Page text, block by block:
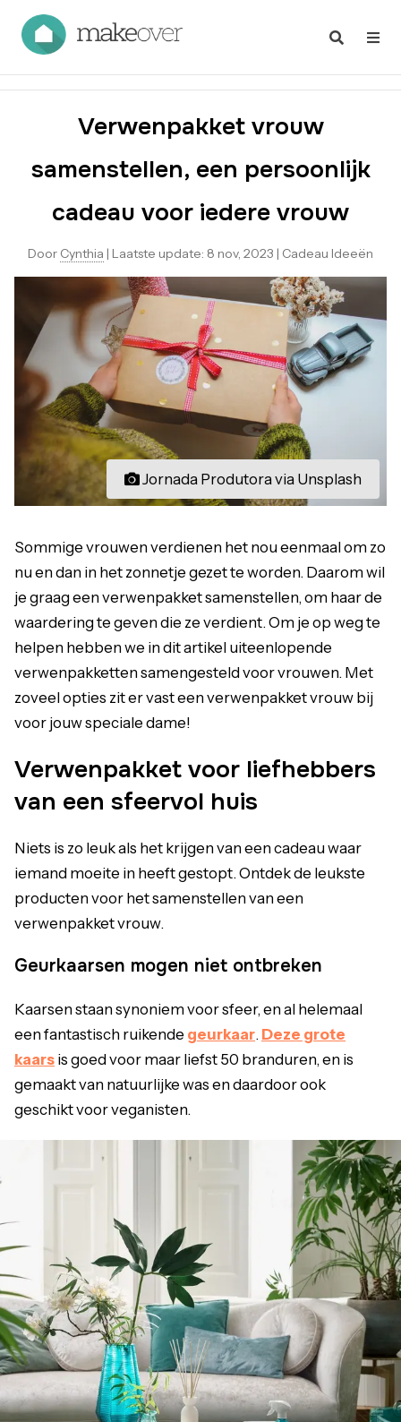
Verwenpakket vrouw
samenstellen, een persoonlijk
cadeau voor iedere vrouw
Door Cynthia | Laatste update: 8 nov, 2023 | Cadeau Ideeën
Jornada Produtora via Unsplash
Sommige vrouwen verdienen het nou eenmaal om zo
nu en dan in het zonnetje gezet te worden. Daarom wil
je graag een verwenpakket samenstellen, om haar de
waardering te geven die ze verdient. Om je op weg te
helpen hebben we in dit artikel uiteenlopende
verwenpakketten samengesteld voor vrouwen. Met
zoveel opties zit er vast een verwenpakket vrouw bij
voor jouw speciale dame!
Verwenpakket voor liefhebbers
van een sfeervol huis
Niets is zo leuk als het krijgen van een cadeau waar
iemand moeite in heeft gestopt. Ontdek de leukste
producten voor het samenstellen van een
verwenpakket vrouw.
Geurkaarsen mogen niet ontbreken
Kaarsen staan synoniem voor sfeer, en al helemaal
een fantastisch ruikende geurkaar. Deze grote
kaars is goed voor maar liefst 50 branduren, en is
gemaakt van natuurlijke was en daardoor ook
geschikt voor veganisten.